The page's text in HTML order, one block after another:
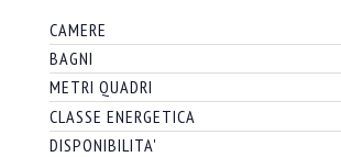
CAMERE
BAGNI
METRI QUADRI
CLASSE ENERGETICA
DISPONIBILITA'